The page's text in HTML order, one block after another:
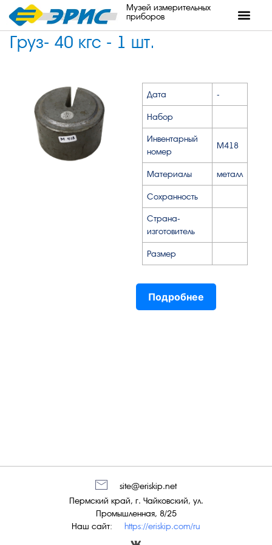
Музей измерительных
приборов
Груз- 40 кгс - 1 шт.
Дата -
Набор
Инвентарный
номер
М418
Материалы металл
Сохранность
Страна-
изготовитель
Размер
Подробнее
Наш сайт: https://eriskip.com/ru
Пермский край, г. Чайковский, ул.
Промышленная, 8/25
site@eriskip.net